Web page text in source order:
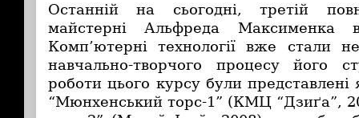
Останній на сьогодні, третій
майстерні Альфреда Максименка
Комп’ютерні технології вже стали
навчально-творчого процесу його
роботи цього курсу були представлені
“Мюнхенський торс-1” (КМЦ “Дзиґа”,